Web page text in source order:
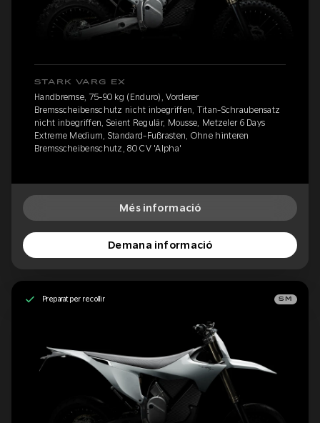
STARK VARG EX
Handbremse, 75-90 kg (Enduro), Vorderer
Bremsscheibenschutz nicht inbegriffen, Titan-Schraubensatz
nicht inbegriffen, Seient Regulär, Mousse, Metzeler 6 Days
Extreme Medium, Standard-Fußrasten, Ohne hinteren
Bremsscheibenschutz, 80 CV 'Alpha'
Més informació
Demana informació
Preparat per recollir SM